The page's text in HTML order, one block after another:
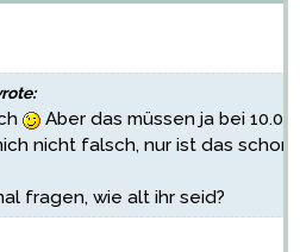
Aber das müssen ja bei
nicht falsch, nur ist das schon
fragen, wie alt ihr seid?